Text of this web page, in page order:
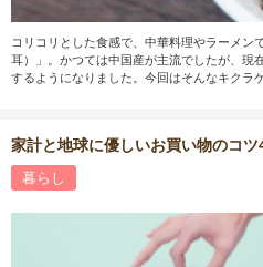
コリコリとした食感で、中華料理やラーメン
耳）」。かつては中国産が主流でしたが、現
するようになりました。今回はそんなキクラゲ
家計と地球に優しいお買い物のコツ
暮らし